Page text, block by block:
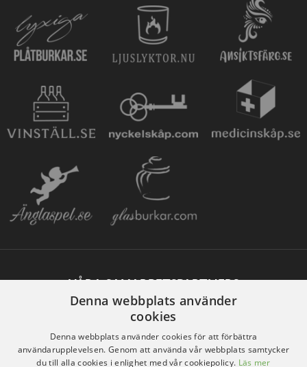
VÅRA SAMARBETSPARTNERS
Denna webbplats använder
cookies
Denna webbplats använder cookies för att förbättra
användarupplevelsen. Genom att använda vår webbplats samtycker
du till alla cookies i enlighet med vår cookiepolicy. Läs mer